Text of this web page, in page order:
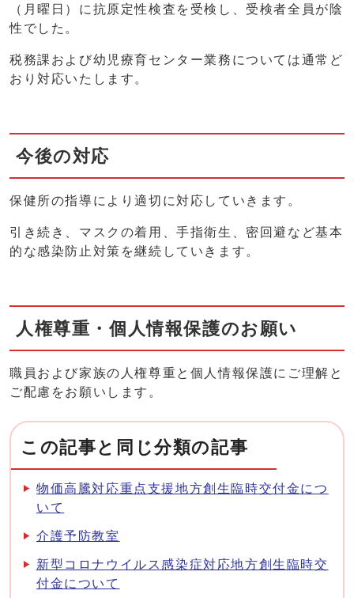
（月曜日）に抗原定性検査を受検し、受検者全員が陰
性でした。
税務課および幼児療育センター業務については通常ど
おり対応いたします。
今後の対応
保健所の指導により適切に対応していきます。
引き続き、マスクの着用、手指衛生、密回避など基本
的な感染防止対策を継続していきます。
人権尊重・個人情報保護のお願い
職員および家族の人権尊重と個人情報保護にご理解と
ご配慮をお願いします。
この記事と同じ分類の記事
物価高騰対応重点支援地方創生臨時交付金につ
いて
介護予防教室
新型コロナウイルス感染症対応地方創生臨時交
付金について